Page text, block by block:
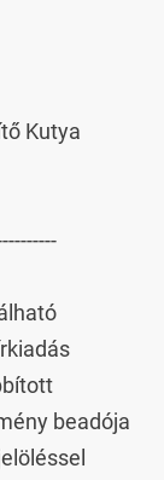
Kutya
beadója